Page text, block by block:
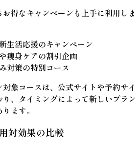
得なキャンペーンも上手に利用しま
生活応援のキャンペーン
痩身ケアの割引企画
対策の特別コース
象コースは、公式サイトや予約サイ
り、タイミングによって新しいプラン
ます。
対効果の比較